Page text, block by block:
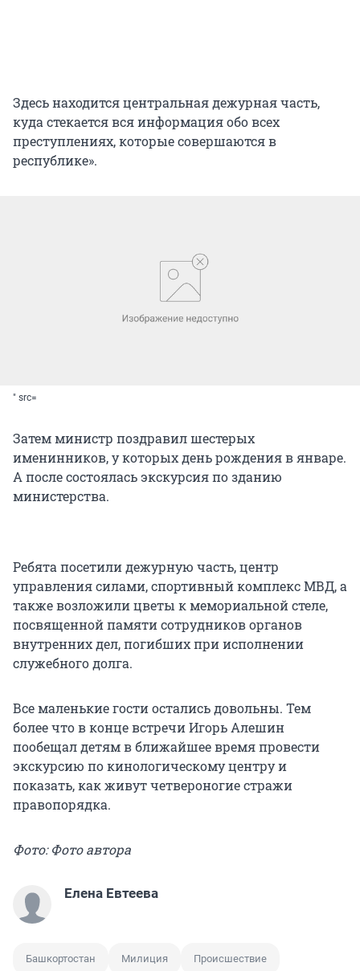
Здесь находится центральная дежурная часть,
куда стекается вся информация обо всех
преступлениях, которые совершаются в
республике».
" src=
Затем министр поздравил шестерых
именинников, у которых день рождения в январе.
А после состоялась экскурсия по зданию
министерства.
Ребята посетили дежурную часть, центр
управления силами, спортивный комплекс МВД, а
также возложили цветы к мемориальной стеле,
посвященной памяти сотрудников органов
внутренних дел, погибших при исполнении
служебного долга.
Все маленькие гости остались довольны. Тем
более что в конце встречи Игорь Алешин
пообещал детям в ближайшее время провести
экскурсию по кинологическому центру и
показать, как живут четвероногие стражи
правопорядка.
Фото: Фото автора
Елена Евтеева
Башкортостан Милиция Происшествие